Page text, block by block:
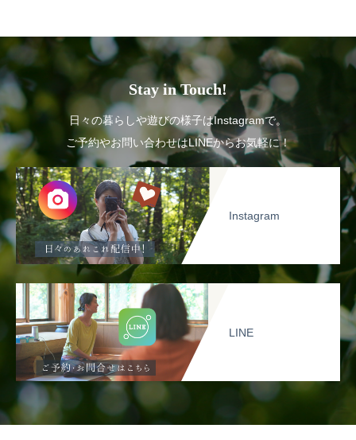
Stay in Touch!
日々の暮らしや遊びの様子はInstagramで。
ご予約やお問い合わせはLINEからお気軽に！
Instagram
LINE